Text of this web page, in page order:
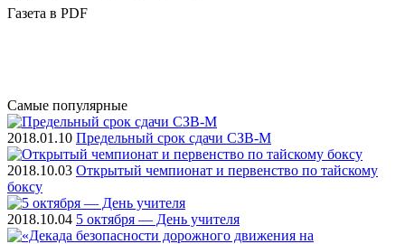
Газета в PDF
Самые популярные
2018.01.10 Предельный срок сдачи СЗВ-М
2018.10.03 Открытый чемпионат и первенство по тайскому
боксу
2018.10.04 5 октября — День учителя